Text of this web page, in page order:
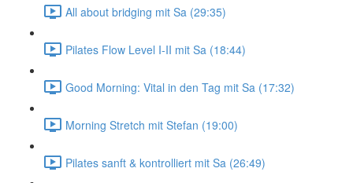
All about bridging mit Sa (29:35)
Pilates Flow Level I-II mit Sa (18:44)
Good Morning: Vital in den Tag mit Sa (17:32)
Morning Stretch mit Stefan (19:00)
Pilates sanft & kontrolliert mit Sa (26:49)